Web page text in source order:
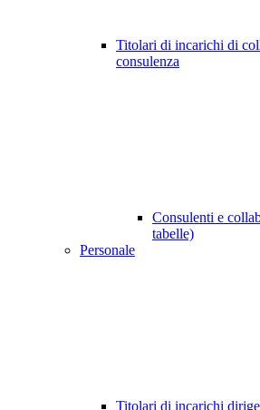
Titolari di incarichi di
consulenza
Consulenti e
tabelle)
Personale
Titolari di incarichi